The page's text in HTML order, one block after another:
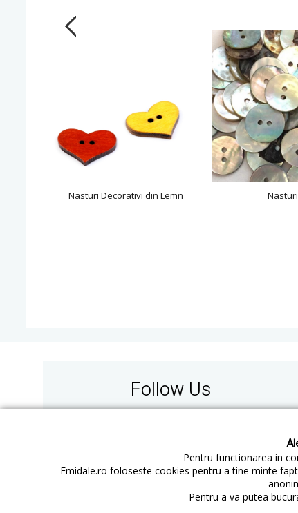
Pentru functionarea in
Emidale.ro foloseste cookies pentru a tine minte
Pentru a va putea
Nasturi Decorativi din Lemn
Follow Us
Cum cumperi Cum platesc